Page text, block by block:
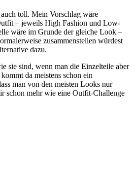
toll. Mein Vorschlag wäre
– jeweils High Fashion und Low-
wäre im Grunde der gleiche Look –
zusammenstellen würdest
dazu.
sie sind, wenn man die Einzelteile aber
da meistens schon ein
man von den meisten Looks nur
schon mehr wie eine Outfit-Challenge